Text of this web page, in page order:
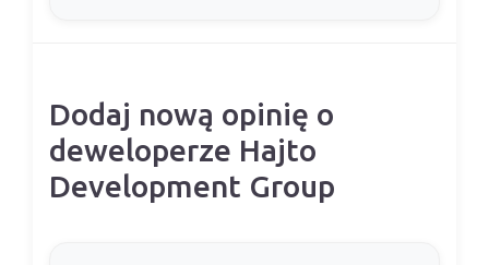
Dodaj nową opinię o
deweloperze Hajto
Development Group